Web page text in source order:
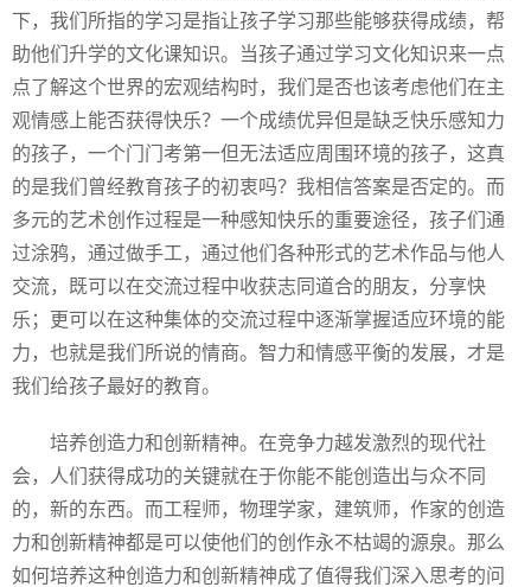
下，我们所指的学习是指让孩子学习那些能够获得成绩，帮
助他们升学的文化课知识。当孩子通过学习文化知识来一点
点了解这个世界的宏观结构时，我们是否也该考虑他们在主
观情感上能否获得快乐？一个成绩优异但是缺乏快乐感知力
的孩子，一个门门考第一但无法适应周围环境的孩子，这真
的是我们曾经教育孩子的初衷吗？我相信答案是否定的。而
多元的艺术创作过程是一种感知快乐的重要途径，孩子们通
过涂鸦，通过做手工，通过他们各种形式的艺术作品与他人
交流，既可以在交流过程中收获志同道合的朋友，分享快
乐；更可以在这种集体的交流过程中逐渐掌握适应环境的能
力，也就是我们所说的情商。智力和情感平衡的发展，才是
我们给孩子最好的教育。
培养创造力和创新精神。在竞争力越发激烈的现代社
会，人们获得成功的关键就在于你能不能创造出与众不同
的，新的东西。而工程师，物理学家，建筑师，作家的创造
力和创新精神都是可以使他们的创作永不枯竭的源泉。那么
如何培养这种创造力和创新精神成了值得我们深入思考的问